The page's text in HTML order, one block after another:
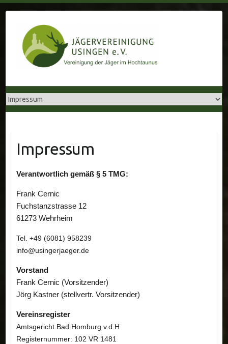
Impressum
Verantwortlich gemäß § 5 TMG:
Frank Cernic
Fuchstanzstrasse 12
61273 Wehrheim
Tel. +49 (6081) 958239
info@usingerjaeger.de
Vorstand
Frank Cernic (Vorsitzender)
Jörg Kastner (stellvertr. Vorsitzender)
Vereinsregister
Amtsgericht Bad Homburg v.d.H
Registernummer: 102 VR 1481